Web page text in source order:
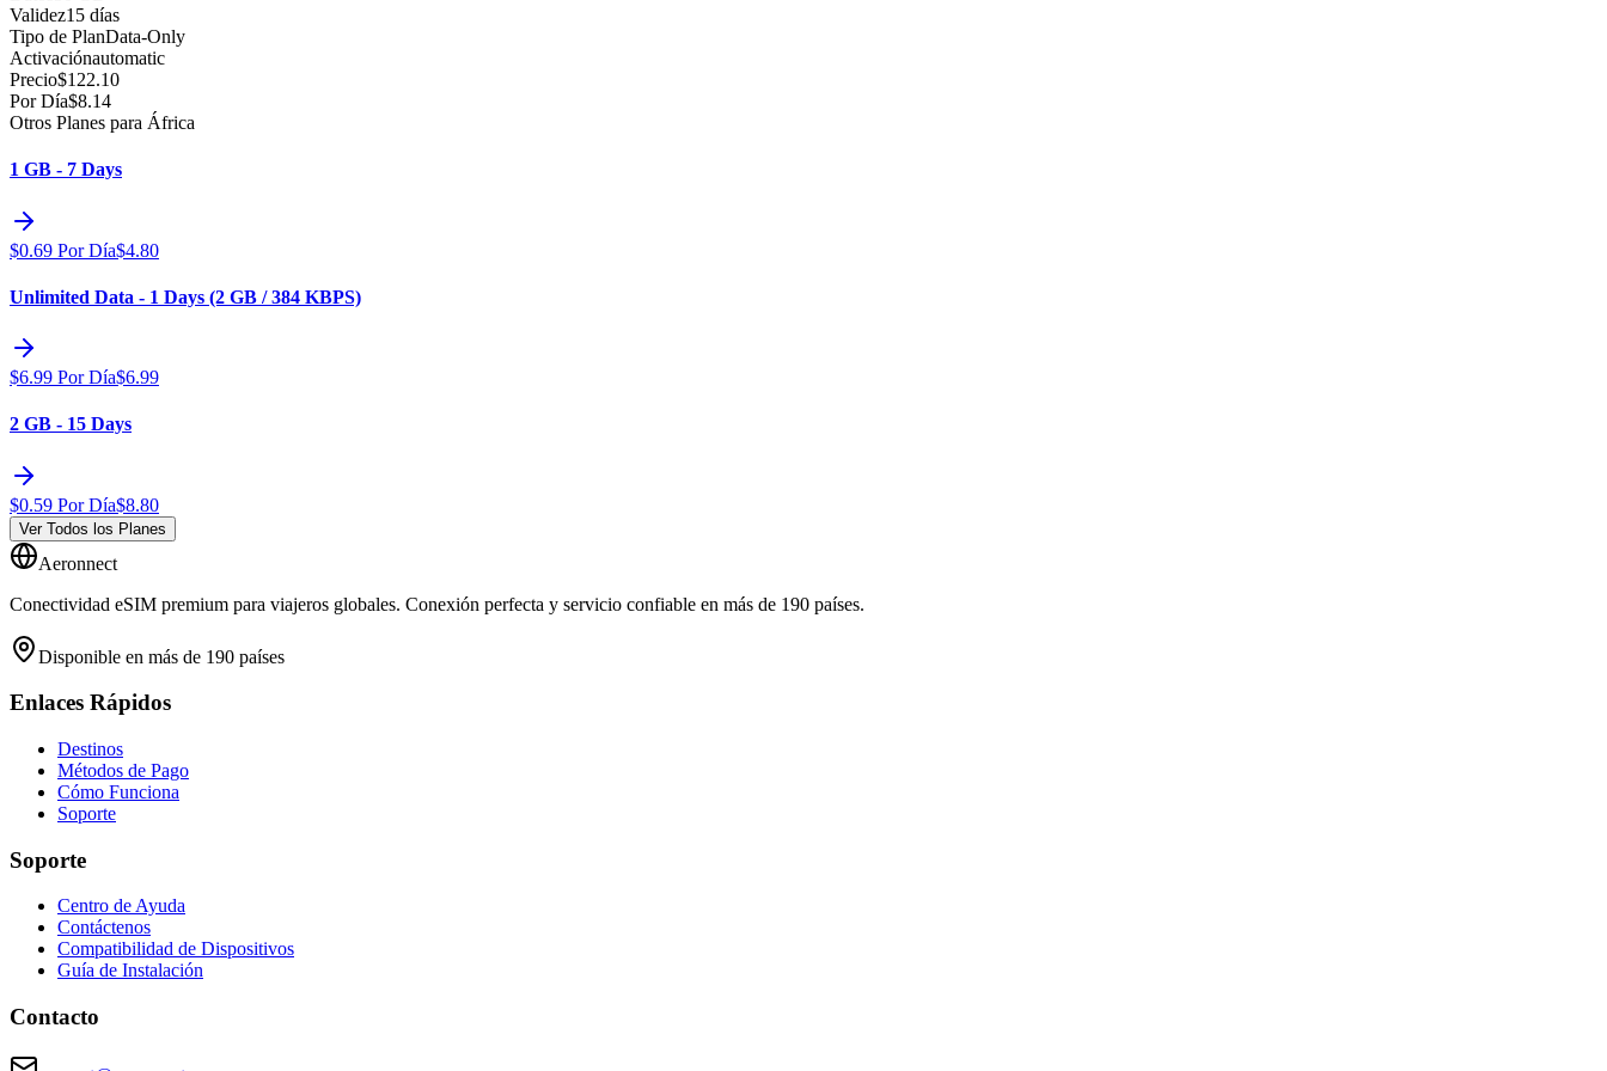
Validez15 días
Tipo de PlanData-Only
Activaciónautomatic
Precio$122.10
Por Día$8.14
Otros Planes para África
1 GB - 7 Days
$0.69 Por Día$4.80
Unlimited Data - 1 Days (2 GB / 384 KBPS)
$6.99 Por Día$6.99
2 GB - 15 Days
$0.59 Por Día$8.80
Ver Todos los Planes
Aeronnect
Conectividad eSIM premium para viajeros globales. Conexión perfecta y servicio confiable en más de 190 países.
Disponible en más de 190 países
Enlaces Rápidos
Destinos
Métodos de Pago
Cómo Funciona
Soporte
Soporte
Centro de Ayuda
Contáctenos
Compatibilidad de Dispositivos
Guía de Instalación
Contacto